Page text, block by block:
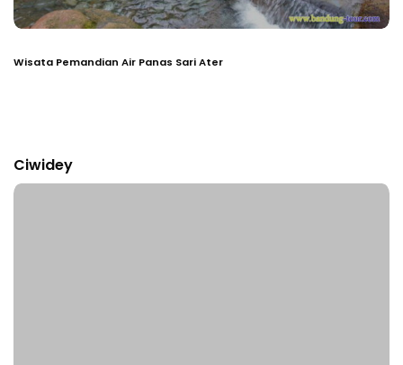
Wisata Pemandian Air Panas Sari Ater
Ciwidey